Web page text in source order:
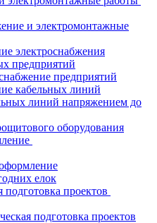
и электромонтажные
электроснабжения
предприятий
предприятий
кабельных линий
линий напряжением до
оборудования
елок
проектов
подготовка проектов